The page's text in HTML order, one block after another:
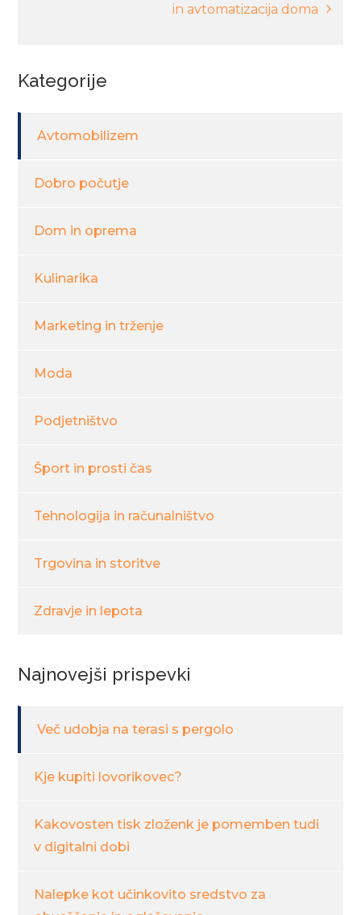
in avtomatizacija doma
Kategorije
Avtomobilizem
Dobro počutje
Dom in oprema
Kulinarika
Marketing in trženje
Moda
Podjetništvo
Šport in prosti čas
Tehnologija in računalništvo
Trgovina in storitve
Zdravje in lepota
Najnovejši prispevki
Več udobja na terasi s pergolo
Kje kupiti lovorikovec?
Kakovosten tisk zloženk je pomemben tudi
v digitalni dobi
Nalepke kot učinkovito sredstvo za